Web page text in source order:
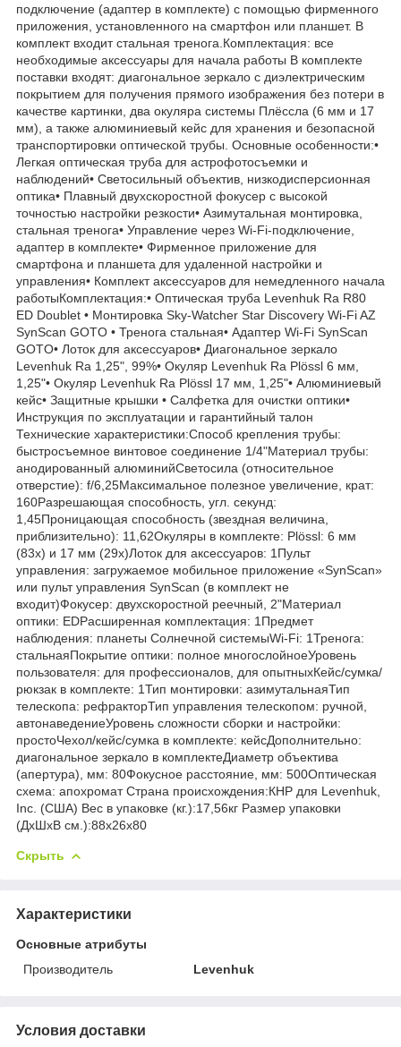
подключение (адаптер в комплекте) с помощью фирменного
приложения, установленного на смартфон или планшет. В
комплект входит стальная тренога.Комплектация: все
необходимые аксессуары для начала работы В комплекте
поставки входят: диагональное зеркало с диэлектрическим
покрытием для получения прямого изображения без потери в
качестве картинки, два окуляра системы Плёссла (6 мм и 17
мм), а также алюминиевый кейс для хранения и безопасной
транспортировки оптической трубы. Основные особенности:•
Легкая оптическая труба для астрофотосъемки и
наблюдений• Светосильный объектив, низкодисперсионная
оптика• Плавный двухскоростной фокусер с высокой
точностью настройки резкости• Азимутальная монтировка,
стальная тренога• Управление через Wi-Fi-подключение,
адаптер в комплекте• Фирменное приложение для
смартфона и планшета для удаленной настройки и
управления• Комплект аксессуаров для немедленного начала
работыКомплектация:• Оптическая труба Levenhuk Ra R80
ED Doublet • Монтировка Sky-Watcher Star Discovery Wi-Fi AZ
SynScan GOTO • Тренога стальная• Адаптер Wi-Fi SynScan
GOTO• Лоток для аксессуаров• Диагональное зеркало
Levenhuk Ra 1,25", 99%• Окуляр Levenhuk Ra Plössl 6 мм,
1,25"• Окуляр Levenhuk Ra Plössl 17 мм, 1,25"• Алюминиевый
кейс• Защитные крышки • Салфетка для очистки оптики•
Инструкция по эксплуатации и гарантийный талон
Технические характеристики:Способ крепления трубы:
быстросъемное винтовое соединение 1/4"Материал трубы:
анодированный алюминийСветосила (относительное
отверстие): f/6,25Максимальное полезное увеличение, крат:
160Разрешающая способность, угл. секунд:
1,45Проницающая способность (звездная величина,
приблизительно): 11,62Окуляры в комплекте: Plössl: 6 мм
(83x) и 17 мм (29x)Лоток для аксессуаров: 1Пульт
управления: загружаемое мобильное приложение «SynScan»
или пульт управления SynScan (в комплект не
входит)Фокусер: двухскоростной реечный, 2"Материал
оптики: EDРасширенная комплектация: 1Предмет
наблюдения: планеты Солнечной системыWi-Fi: 1Тренога:
стальнаяПокрытие оптики: полное многослойноеУровень
пользователя: для профессионалов, для опытныхКейс/сумка/
рюкзак в комплекте: 1Тип монтировки: азимутальнаяТип
телескопа: рефракторТип управления телескопом: ручной,
автонаведениеУровень сложности сборки и настройки:
простоЧехол/кейс/сумка в комплекте: кейсДополнительно:
диагональное зеркало в комплектеДиаметр объектива
(апертура), мм: 80Фокусное расстояние, мм: 500Оптическая
схема: апохромат Страна происхождения:КНР для Levenhuk,
Inc. (США) Вес в упаковке (кг.):17,56кг Размер упаковки
(ДхШхВ см.):88x26x80
Скрыть
Характеристики
Основные атрибуты
Производитель
Levenhuk
Условия доставки